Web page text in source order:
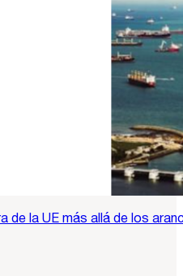
de la UE más allá de los